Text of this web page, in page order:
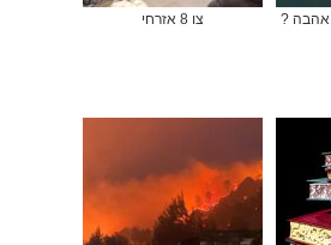
אהבה ? צו 8 אזרחי